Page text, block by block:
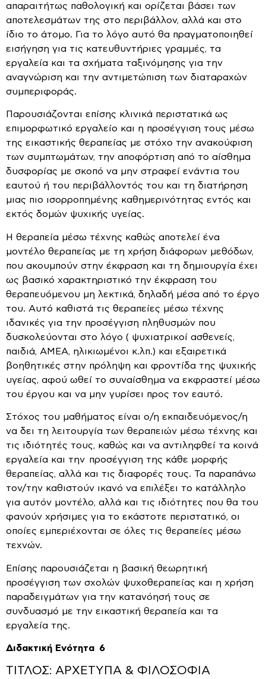
απαραιτήτως παθολογική και ορίζεται βάσει των
αποτελεσμάτων της στο περιβάλλον, αλλά και στο
ίδιο το άτομο. Για το λόγο αυτό θα πραγματοποιηθεί
εισήγηση για τις κατευθυντήριες γραμμές, τα
εργαλεία και τα σχήματα ταξινόμησης για την
αναγνώριση και την αντιμετώπιση των διαταραχών
συμπεριφοράς.
Παρουσιάζονται επίσης κλινικά περιστατικά ως
επιμορφωτικό εργαλείο και η προσέγγιση τους μέσω
της εικαστικής θεραπείας με στόχο την ανακούφιση
των συμπτωμάτων, την αποφόρτιση από το αίσθημα
δυσφορίας με σκοπό να μην στραφεί ενάντια του
εαυτού ή του περιβάλλοντός του και τη διατήρηση
μιας πιο ισορροπημένης καθημερινότητας εντός και
εκτός δομών ψυχικής υγείας.
Η θεραπεία μέσω τέχνης καθώς αποτελεί ένα
μοντέλο θεραπείας με τη χρήση διάφορων μεθόδων,
που ακουμπούν στην έκφραση και τη δημιουργία έχει
ως βασικό χαρακτηριστικό την έκφραση του
θεραπευόμενου μη λεκτικά, δηλαδή μέσα από το έργο
του. Αυτό καθιστά τις θεραπείες μέσω τέχνης
ιδανικές για την προσέγγιση πληθυσμών που
δυσκολεύονται στο λόγο ( ψυχιατρικοί ασθενείς,
παιδιά, ΑΜΕΑ, ηλικιωμένοι κ.λπ.) και εξαιρετικά
βοηθητικές στην πρόληψη και φροντίδα της ψυχικής
υγείας, αφού ωθεί το συναίσθημα να εκφραστεί μέσω
του έργου και να μην γυρίσει προς τον εαυτό.
Στόχος του μαθήματος είναι ο/η εκπαιδευόμενος/η
να δει τη λειτουργία των θεραπειών μέσω τέχνης και
τις ιδιότητές τους, καθώς και να αντιληφθεί τα κοινά
εργαλεία και την προσέγγιση της κάθε μορφής
θεραπείας, αλλά και τις διαφορές τους. Τα παραπάνω
τον/την καθιστούν ικανό να επιλέξει το κατάλληλο
για αυτόν μοντέλο, αλλά και τις ιδιότητες που θα του
φανούν χρήσιμες για το εκάστοτε περιστατικό, οι
οποίες εμπεριέχονται σε όλες τις θεραπείες μέσω
τεχνών.
Επίσης παρουσιάζεται η βασική θεωρητική
προσέγγιση των σχολών ψυχοθεραπείας και η χρήση
παραδειγμάτων για την κατανόησή τους σε
συνδυασμό με την εικαστική θεραπεία και τα
εργαλεία της.
Διδακτική Ενότητα 6
ΤΙΤΛΟΣ: ΑΡΧΕΤΥΠΑ & ΦΙΛΟΣΟΦΙΑ